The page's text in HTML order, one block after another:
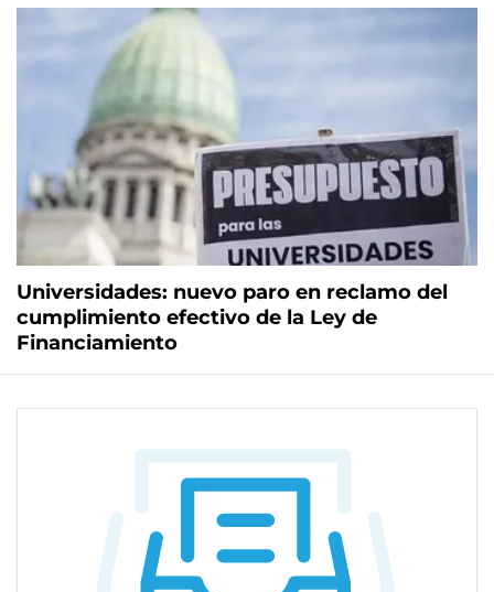
Universidades: nuevo paro en reclamo del
cumplimiento efectivo de la Ley de
Financiamiento